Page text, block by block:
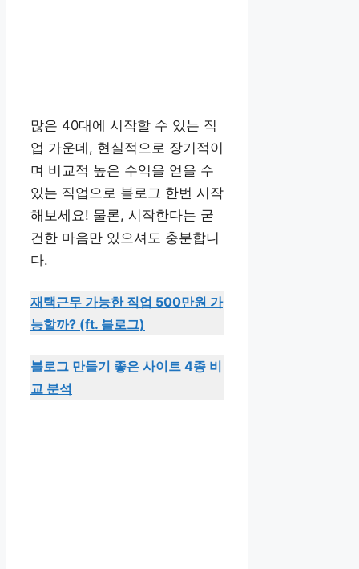
많은 40대에 시작할 수 있는 직
업 가운데, 현실적으로 장기적이
며 비교적 높은 수익을 얻을 수
있는 직업으로 블로그 한번 시작
해보세요! 물론, 시작한다는 굳
건한 마음만 있으셔도 충분합니
다.
재택근무 가능한 직업 500만원 가
능할까? (ft. 블로그)
블로그 만들기 좋은 사이트 4종 비
교 분석